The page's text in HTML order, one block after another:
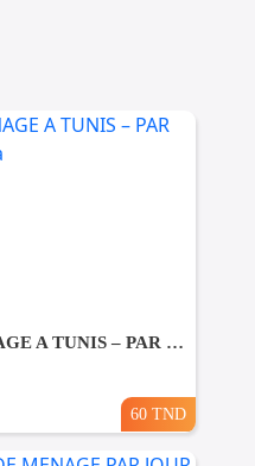
FEMME DE MENAGE A TUNIS – PAR JOUR A El khadhra
60 TND